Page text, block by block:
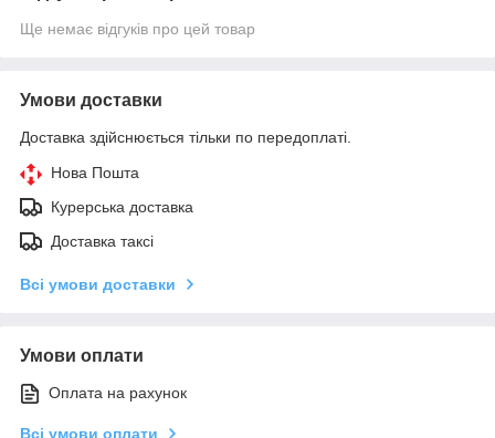
Ще немає відгуків про цей товар
Умови доставки
Доставка здійснюється тільки по передоплаті.
Нова Пошта
Курерська доставка
Доставка таксі
Всі умови доставки
Умови оплати
Оплата на рахунок
Всі умови оплати